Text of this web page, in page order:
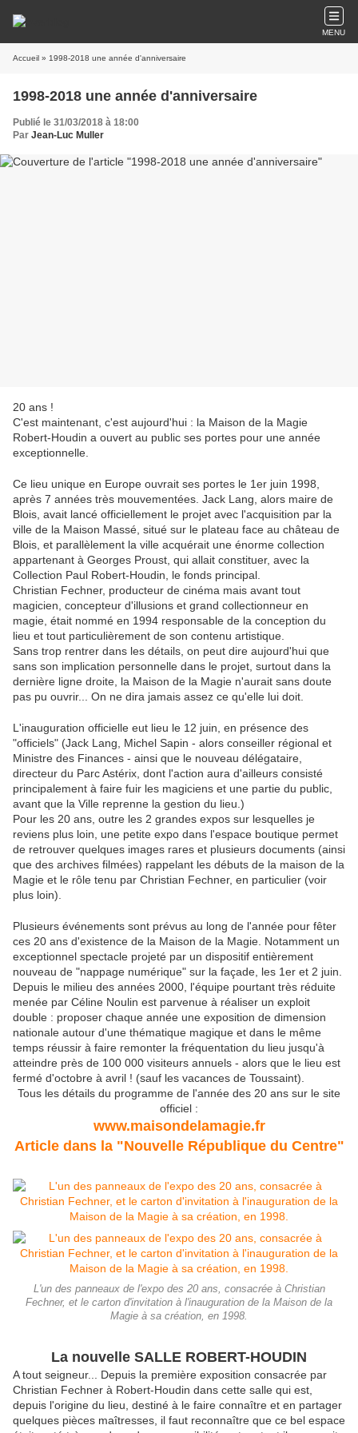
MENU
Accueil » 1998-2018 une année d'anniversaire
1998-2018 une année d'anniversaire
Publié le 31/03/2018 à 18:00
Par Jean-Luc Muller
20 ans !
C'est maintenant, c'est aujourd'hui : la Maison de la Magie
Robert-Houdin a ouvert au public ses portes pour une année
exceptionnelle.
Ce lieu unique en Europe ouvrait ses portes le 1er juin 1998,
après 7 années très mouvementées. Jack Lang, alors maire de
Blois, avait lancé officiellement le projet avec l'acquisition par la
ville de la Maison Massé, situé sur le plateau face au château de
Blois, et parallèlement la ville acquérait une énorme collection
appartenant à Georges Proust, qui allait constituer, avec la
Collection Paul Robert-Houdin, le fonds principal.
Christian Fechner, producteur de cinéma mais avant tout
magicien, concepteur d'illusions et grand collectionneur en
magie, était nommé en 1994 responsable de la conception du
lieu et tout particulièrement de son contenu artistique.
Sans trop rentrer dans les détails, on peut dire aujourd'hui que
sans son implication personnelle dans le projet, surtout dans la
dernière ligne droite, la Maison de la Magie n'aurait sans doute
pas pu ouvrir... On ne dira jamais assez ce qu'elle lui doit.
L'inauguration officielle eut lieu le 12 juin, en présence des
"officiels" (Jack Lang, Michel Sapin - alors conseiller régional et
Ministre des Finances - ainsi que le nouveau délégataire,
directeur du Parc Astérix, dont l'action aura d'ailleurs consisté
principalement à faire fuir les magiciens et une partie du public,
avant que la Ville reprenne la gestion du lieu.)
Pour les 20 ans, outre les 2 grandes expos sur lesquelles je
reviens plus loin, une petite expo dans l'espace boutique permet
de retrouver quelques images rares et plusieurs documents (ainsi
que des archives filmées) rappelant les débuts de la maison de la
Magie et le rôle tenu par Christian Fechner, en particulier (voir
plus loin).
Plusieurs événements sont prévus au long de l'année pour fêter
ces 20 ans d'existence de la Maison de la Magie. Notamment un
exceptionnel spectacle projeté par un dispositif entièrement
nouveau de "nappage numérique" sur la façade, les 1er et 2 juin.
Depuis le milieu des années 2000, l'équipe pourtant très réduite
menée par Céline Noulin est parvenue à réaliser un exploit
double : proposer chaque année une exposition de dimension
nationale autour d'une thématique magique et dans le même
temps réussir à faire remonter la fréquentation du lieu jusqu'à
atteindre près de 100 000 visiteurs annuels - alors que le lieu est
fermé d'octobre à avril ! (sauf les vacances de Toussaint).
Tous les détails du programme de l'année des 20 ans sur le site
officiel :
www.maisondelamagie.fr
Article dans la "Nouvelle République du Centre"
L'un des panneaux de l'expo des 20 ans, consacrée à Christian
Fechner, et le carton d'invitation à l'inauguration de la Maison de la
Magie à sa création, en 1998.
La nouvelle SALLE ROBERT-HOUDIN
A tout seigneur... Depuis la première exposition consacrée par
Christian Fechner à Robert-Houdin dans cette salle qui est,
depuis l'origine du lieu, destiné à le faire connaître et en partager
quelques pièces maîtresses, il faut reconnaître que ce bel espace